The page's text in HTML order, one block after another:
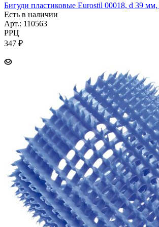
Бигуди пластиковые Eurostil 00018, d 39
Есть в наличии
Арт.: 110563
РРЦ
347 ₽